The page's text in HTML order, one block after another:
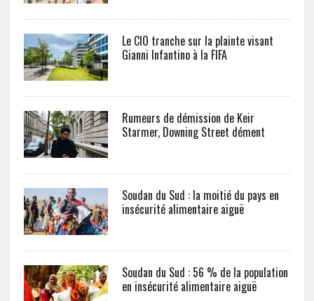
Le CIO tranche sur la plainte visant
Gianni Infantino à la FIFA
Rumeurs de démission de Keir
Starmer, Downing Street dément
Soudan du Sud : la moitié du pays en
insécurité alimentaire aiguë
Soudan du Sud : 56 % de la population
en insécurité alimentaire aiguë